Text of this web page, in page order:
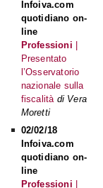
Infoiva.com
quotidiano on-
line
Professioni |
Presentato
l’Osservatorio
nazionale sulla
fiscalità di Vera
Moretti
02/02/18
Infoiva.com
quotidiano on-
line
Professioni |